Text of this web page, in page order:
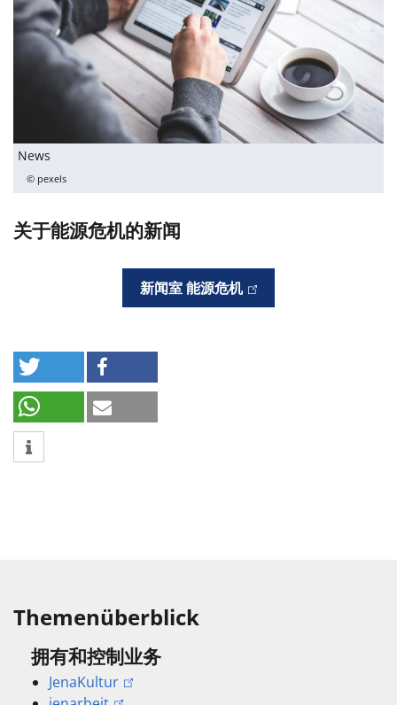
News
© pexels
关于能源危机的新闻
新闻室 能源危机
Themenüberblick
拥有和控制业务
JenaKultur